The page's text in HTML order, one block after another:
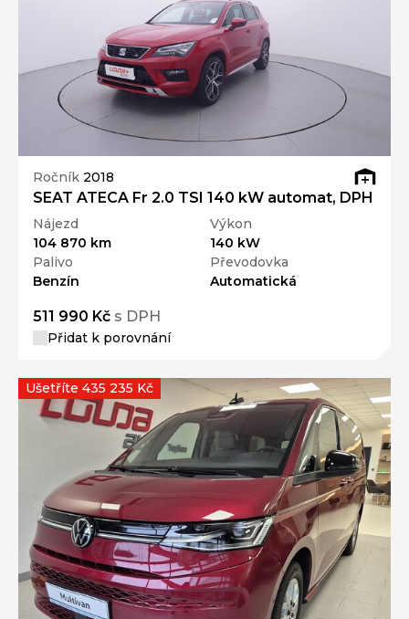
Ročník 2018
SEAT ATECA Fr 2.0 TSI 140 kW automat, DPH
Nájezd
104 870 km
Výkon
140 kW
Palivo
Benzín
Převodovka
Automatická
511 990 Kč s DPH
Přidat k porovnání
Ušetříte 435 235 Kč